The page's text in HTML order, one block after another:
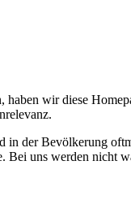
wir diese
der Bevölkerung
Bei uns werden nicht